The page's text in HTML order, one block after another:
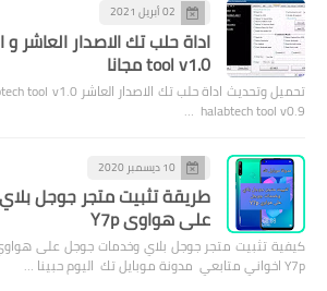
02 أبريل 2021
tool v1.0 مجانا
halabtech tool v0.9 …
10 ديسمبر 2020
طريقة تثبيت متجر جوجل
على هواوي Y7p
Y7p اخواني متابعي مدونة موبايل تك اليوم حبينا …